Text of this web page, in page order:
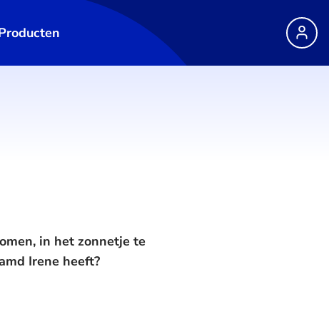
in het zonnetje te
Irene heeft?